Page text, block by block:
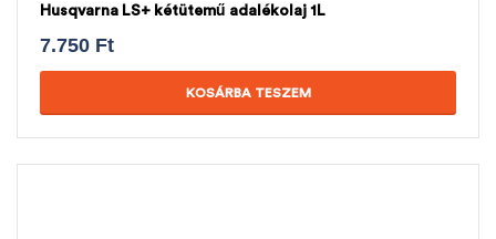
Husqvarna LS+ kétütemű adalékolaj 1L
7.750 Ft
KOSÁRBA TESZEM